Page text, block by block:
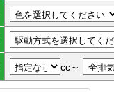
cc～